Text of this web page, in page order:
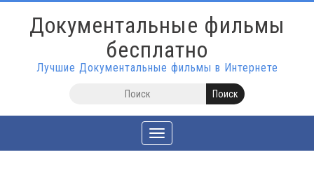
Документальные фильмы
бесплатно
Лучшие Документальные фильмы в Интернете
Toggle
navigation